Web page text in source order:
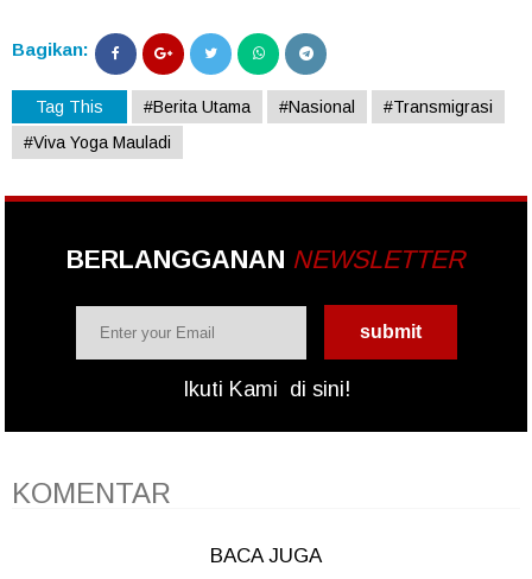
Bagikan:
Tag This #Berita Utama #Nasional
#Transmigrasi
#Viva Yoga Mauladi
BERLANGGANAN NEWSLETTER
Ikuti Kami di sini!
KOMENTAR
BACA JUGA